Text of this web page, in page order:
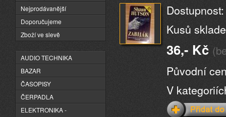
Kusů
36,- Kč
Původní
V
Nejprodávanější
Doporučujeme
Zboží ve slevě
AUDIO TECHNIKA
BAZAR
ČASOPISY
ČERPADLA
ELEKTRONIKA -